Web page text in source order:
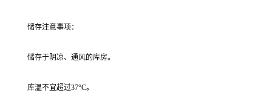
储存注意事项：
储存于阴凉、通风的库房。
库温不宜超过37°C。